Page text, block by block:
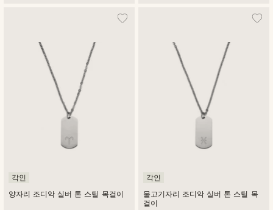
양자리 조디악 실버 톤 스틸 목걸이
각인
물고기자리 조디악 실버 톤 스틸 목
걸이
각인